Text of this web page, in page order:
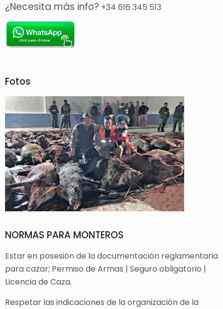
¿Necesita más info? +34 616 345 513
Fotos
NORMAS PARA MONTEROS
Estar en posesión de la documentación reglamentaria
para cazar; Permiso de Armas | Seguro obligatorio |
Licencia de Caza.
Respetar las indicaciones de la organización de la